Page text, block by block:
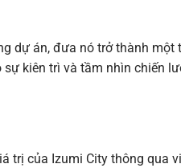
dự án, đưa nó trở thành một
kiên trì và tầm nhìn chiến
trị của Izumi City thông qua